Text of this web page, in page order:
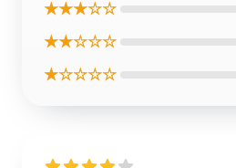
★★★☆☆
★★☆☆☆
★☆☆☆☆